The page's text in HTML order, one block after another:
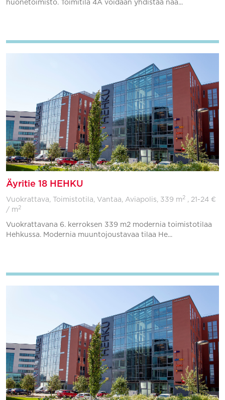
huonetoimisto. Toimitila 4A voidaan yhdistää naa...
Äyritie 18 HEHKU
Vuokrattava, Toimistotila, Vantaa, Aviapolis, 339 m 2 , 21-24 €
/ m 2
Vuokrattavana 6. kerroksen 339 m2 modernia toimistotilaa
Hehkussa. Modernia muuntojoustavaa tilaa He...